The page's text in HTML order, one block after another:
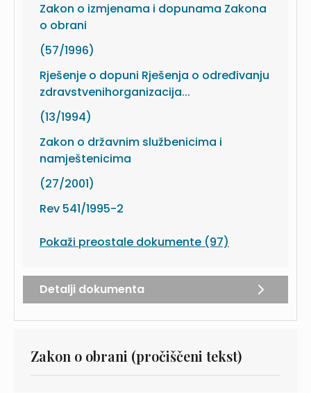
Zakon o izmjenama i dopunama Zakona
o obrani
(57/1996)
Rješenje o dopuni Rješenja o određivanju
zdravstvenihorganizacija...
(13/1994)
Zakon o državnim službenicima i
namještenicima
(27/2001)
Rev 541/1995-2
Pokaži preostale dokumente (97)
Detalji dokumenta
Zakon o obrani (pročiščeni tekst)